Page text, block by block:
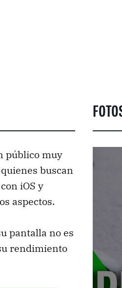
público muy
buscan
iOS y
aspectos.
pantalla no es
rendimiento